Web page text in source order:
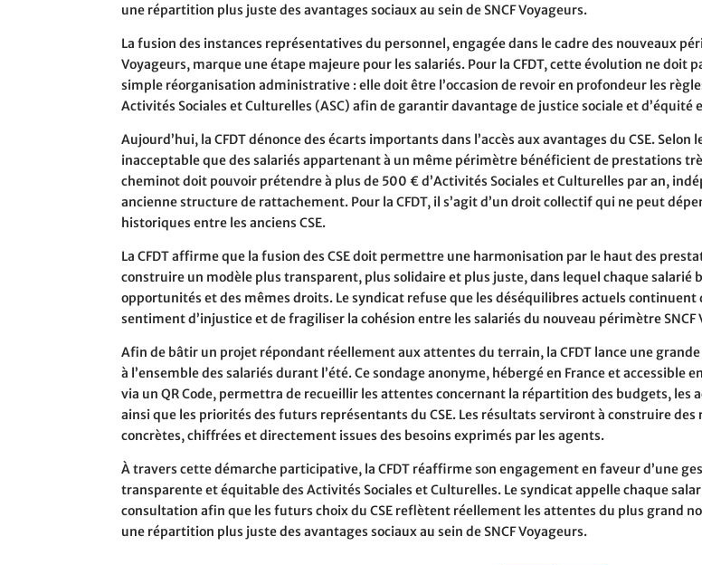
une répartition plus juste des avantages sociaux au sein de SNCF Voyageurs.
La fusion des instances représentatives du personnel, engagée dans le cadre des nouveaux
Voyageurs, marque une étape majeure pour les salariés. Pour la CFDT, cette évolution ne doit
simple réorganisation administrative : elle doit être l’occasion de revoir en profondeur les
Activités Sociales et Culturelles (ASC) afin de garantir davantage de justice sociale et d’équité
Aujourd’hui, la CFDT dénonce des écarts importants dans l’accès aux avantages du CSE. Selon
inacceptable que des salariés appartenant à un même périmètre bénéficient de prestations
cheminot doit pouvoir prétendre à plus de 500 € d’Activités Sociales et Culturelles par an,
ancienne structure de rattachement. Pour la CFDT, il s’agit d’un droit collectif qui ne peut
historiques entre les anciens CSE.
La CFDT affirme que la fusion des CSE doit permettre une harmonisation par le haut des
construire un modèle plus transparent, plus solidaire et plus juste, dans lequel chaque salarié
opportunités et des mêmes droits. Le syndicat refuse que les déséquilibres actuels continuent
sentiment d’injustice et de fragiliser la cohésion entre les salariés du nouveau périmètre SNCF
Afin de bâtir un projet répondant réellement aux attentes du terrain, la CFDT lance une
à l’ensemble des salariés durant l’été. Ce sondage anonyme, hébergé en France et accessible
via un QR Code, permettra de recueillir les attentes concernant la répartition des budgets, les
ainsi que les priorités des futurs représentants du CSE. Les résultats serviront à construire
concrètes, chiffrées et directement issues des besoins exprimés par les agents.
À travers cette démarche participative, la CFDT réaffirme son engagement en faveur d’une
transparente et équitable des Activités Sociales et Culturelles. Le syndicat appelle chaque
consultation afin que les futurs choix du CSE reflètent réellement les attentes du plus grand
une répartition plus juste des avantages sociaux au sein de SNCF Voyageurs.